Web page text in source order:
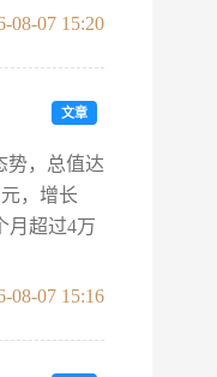
08-07 15:20
文章
势，总值达
，增长
月超过4万
08-07 15:16